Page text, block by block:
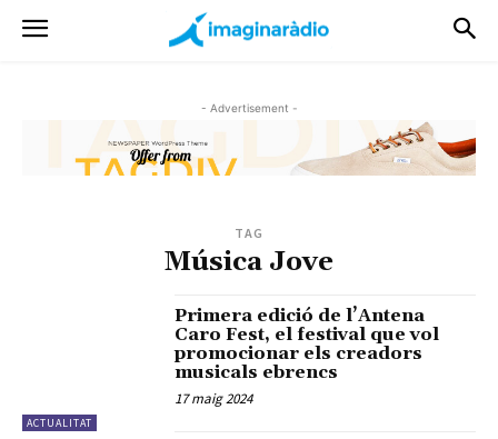
- Advertisement -
TAG
Música Jove
ACTUALITAT
Primera edició de l’Antena
Caro Fest, el festival que vol
promocionar els creadors
musicals ebrencs
17 maig 2024